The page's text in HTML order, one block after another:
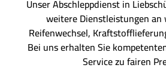
Unser Abschleppdienst in
weitere Dienstleistungen
Reifenwechsel,
Bei uns erhalten Sie
Service zu fairen